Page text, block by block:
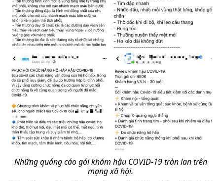
Những quảng cáo gói khám hậu COVID-19 tràn lan trên
mạng xã hội.